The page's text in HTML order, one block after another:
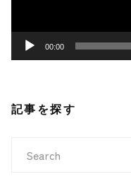
00:00
記事を探す